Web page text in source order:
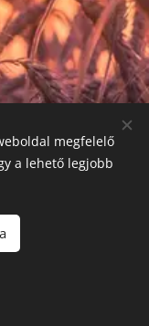
megfelelő
a lehető legjobb